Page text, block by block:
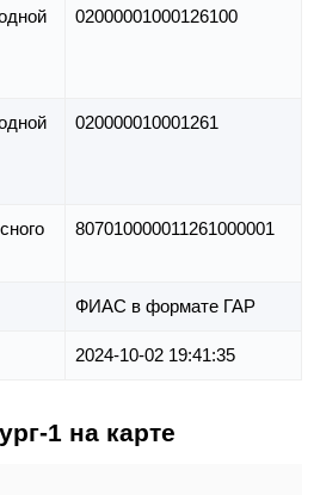
02000001000126100
020000010001261
807010000011261000001
ФИАС в формате ГАР
2024-10-02 19:41:35
1 на карте